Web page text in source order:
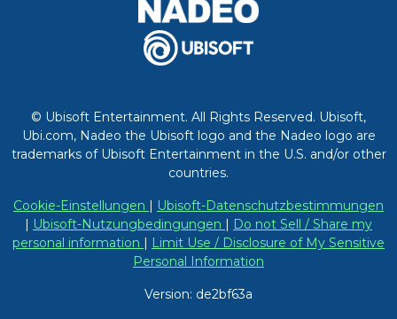
© Ubisoft Entertainment. All Rights Reserved. Ubisoft,
Ubi.com, Nadeo the Ubisoft logo and the Nadeo logo are
trademarks of Ubisoft Entertainment in the U.S. and/or other
countries.
Cookie-Einstellungen | Ubisoft-Datenschutzbestimmungen
| Ubisoft-Nutzungbedingungen | Do not Sell / Share my
personal information | Limit Use / Disclosure of My Sensitive
Personal Information
Version: de2bf63a